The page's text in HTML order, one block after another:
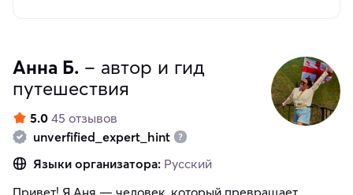
Анна Б. – автор и гид
путешествия
5.0 45 отзывов
unverfified_expert_hint
Языки организатора: Русский